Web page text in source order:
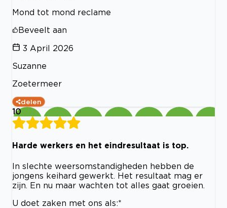
Mond tot mond reclame
Beveelt aan
3 April 2026
Suzanne
Zoetermeer
delen
10
Harde werkers en het eindresultaat is top.
In slechte weersomstandigheden hebben de
jongens keihard gewerkt. Het resultaat mag er
zijn. En nu maar wachten tot alles gaat groeien.
U doet zaken met ons als:*